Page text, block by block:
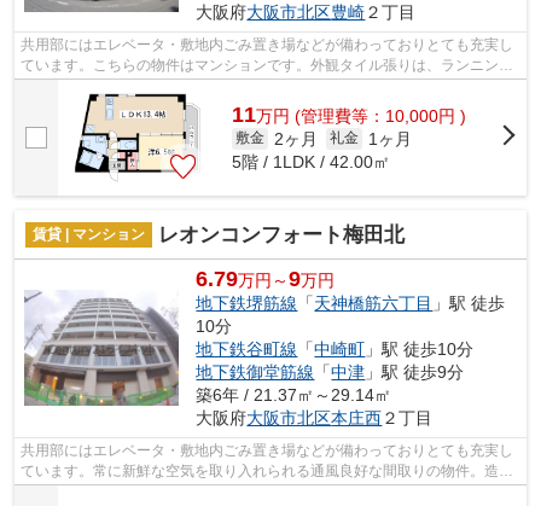
大阪府大阪市北区豊崎２丁目
共用部にはエレベータ・敷地内ごみ置き場などが備わっておりとても充実し
ています。こちらの物件はマンションです。外観タイル張りは、ランニング
11万円 (管理費等：10,000円 )
敷金 2ヶ月 礼金
1ヶ月
5階 / 1LDK / 42.00㎡
賃貸 | マンション レオンコンフォート梅田北
6.79万円～9万円
地下鉄堺筋線 「天神橋筋六丁目 」駅 徒歩
10分
地下鉄谷町線 「中崎町 」駅 徒歩10分
地下鉄御堂筋線 「中津 」駅 徒歩9分
築6年 / 21.37㎡～29.14㎡
大阪府大阪市北区本庄西２丁目
共用部にはエレベータ・敷地内ごみ置き場などが備わっておりとても充実し
ています。常に新鮮な空気を取り入れられる通風良好な間取りの物件。造り
とデザインに関して、自信をもって情...